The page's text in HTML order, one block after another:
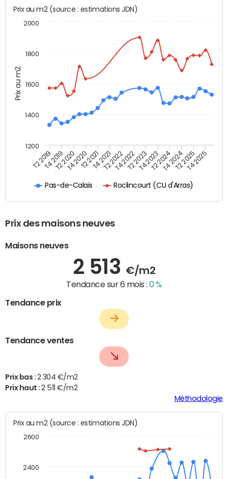
Prix au m2
Prix au m2 (source : estimations JDN)
Pas-de-Calais Roclincourt (CU d'Arras)
T2 2019T4 2019T2 2020T4 2020T2 2021T4 2021T2 2022T4 2022T2 2023T4 2023T2 2024T4 2024T2 2025T4 2025
1200
1400
1600
1800
2000
Prix des maisons neuves
Maisons neuves
2 513 €/m2
Tendance sur 6 mois :0 %
Tendance prix
Tendance ventes
Prix bas : 2 304 €/m2
Prix haut :2 511 €/m2
Méthodologie
Prix au m2 (source : estimations JDN)
2400
2600